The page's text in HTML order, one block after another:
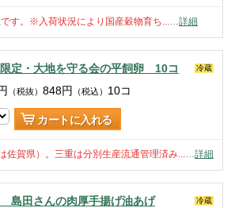
す。※入荷状況により国産穀物育ち...…詳細
定・大地を守る会の平飼卵 10コ 冷蔵
（税抜） 848円 （税込） 10コ
カートに入れる
佐賀県）。三重は分別生産流通管理済み...…詳細
島田さんの肉厚手揚げ油あげ 冷蔵